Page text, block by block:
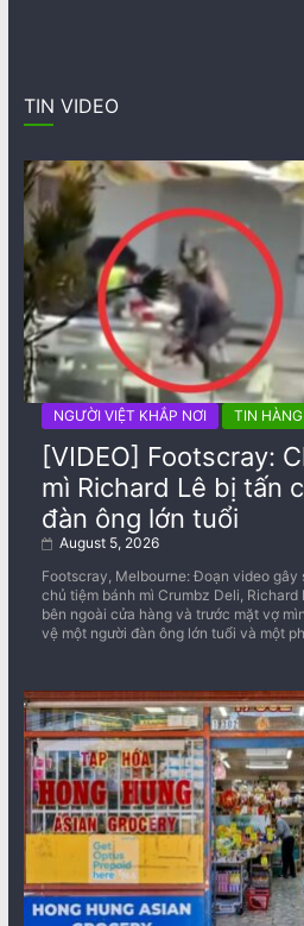
TIN VIDEO
NGƯỜI VIỆT KHẮP NƠI TIN
[VIDEO] Footscray:
mì Richard Lê bị tấn
đàn ông lớn tuổi
August 5, 2026
Footscray, Melbourne: Đoạn video gây
chủ tiệm bánh mì Crumbz Deli,
bên ngoài cửa hàng và trước mặt vợ
vệ một người đàn ông lớn tuổi và một